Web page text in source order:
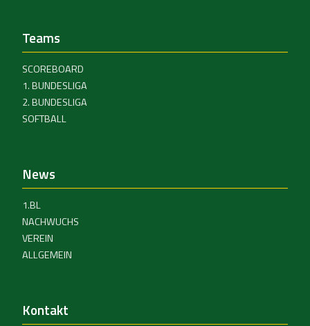
Teams
SCOREBOARD
1. BUNDESLIGA
2. BUNDESLIGA
SOFTBALL
News
1.BL
NACHWUCHS
VEREIN
ALLGEMEIN
Kontakt